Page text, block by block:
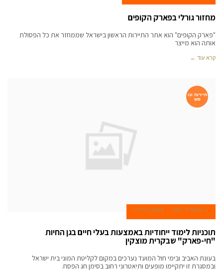
מחזור גורלי בפארק הקופים
"פארק הקופים" הוא אתר התיירות הראשון בישראל שממחזר את כל הפסולת
אותה הוא מייצר
קרא עוד ←
תיירות ונו
פש
4 באפריל 2007 בומה ברח''ד
תוכניות לימוד ייחודיות באמצעות בעלי חיים בגן החיות
"חי-פארק" שבקרית מוצקין
בעונת האביב ובימי חול המועד נערכים במקום לקליטת המוני בית ישראל
ובמסגרת זו יתקיימו מופעים ותיאטרוני רחוב בסימן חג הפסח.